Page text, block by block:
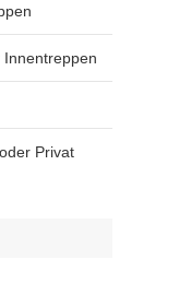
Innentreppen
Privat